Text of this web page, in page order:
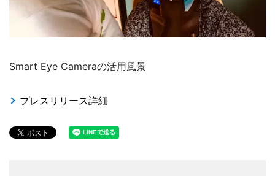
Smart Eye Cameraの活用風景
プレスリリース詳細